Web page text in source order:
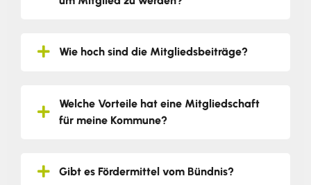
Wie hoch sind die Mitgliedsbeiträge?
Welche Vorteile hat eine Mitgliedschaft
für meine Kommune?
Gibt es Fördermittel vom Bündnis?